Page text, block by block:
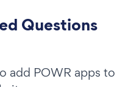
Questions
add POWR apps to